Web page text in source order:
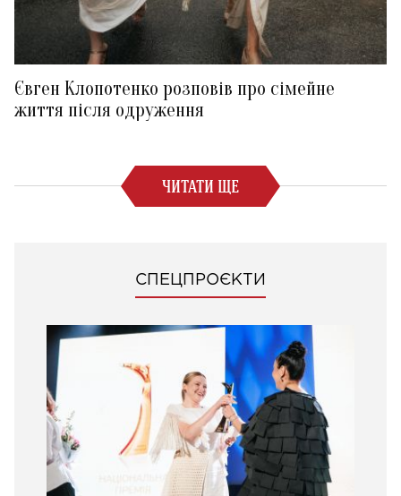
Євген Клопотенко розповів про сімейне
життя після одруження
ЧИТАТИ ЩЕ
СПЕЦПРОЄКТИ